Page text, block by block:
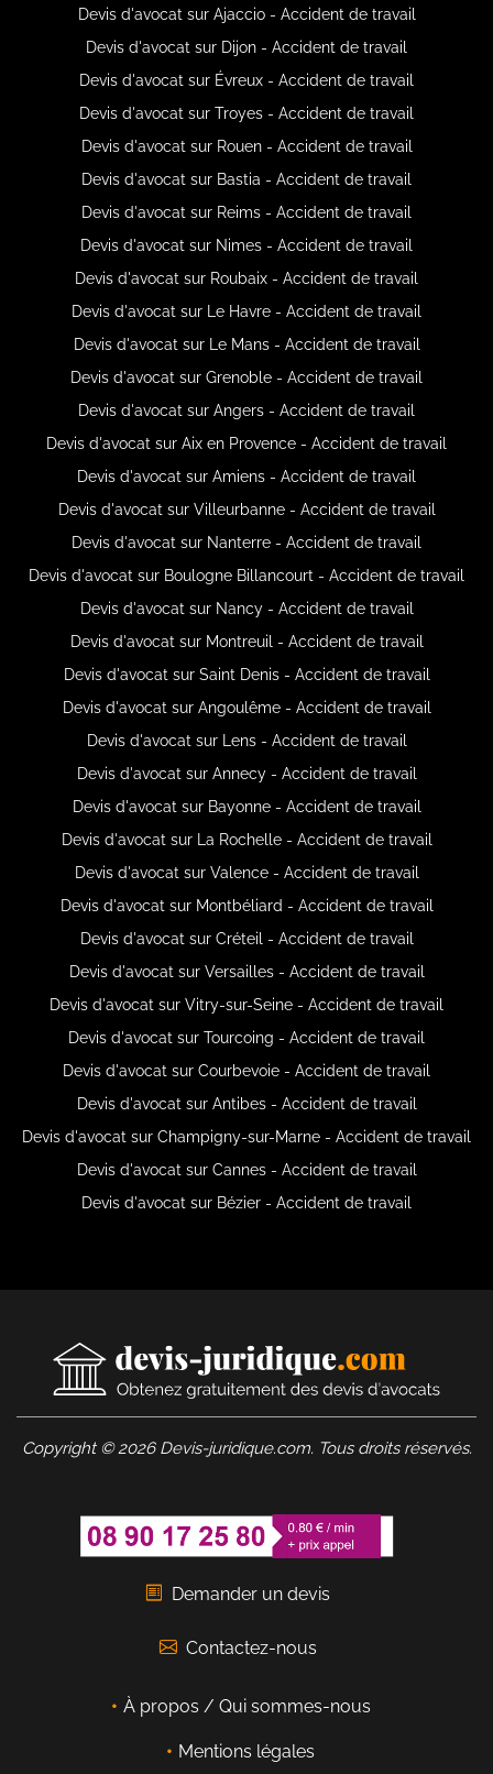
Devis d'avocat sur Ajaccio - Accident de travail
Devis d'avocat sur Dijon - Accident de travail
Devis d'avocat sur Évreux - Accident de travail
Devis d'avocat sur Troyes - Accident de travail
Devis d'avocat sur Rouen - Accident de travail
Devis d'avocat sur Bastia - Accident de travail
Devis d'avocat sur Reims - Accident de travail
Devis d'avocat sur Nimes - Accident de travail
Devis d'avocat sur Roubaix - Accident de travail
Devis d'avocat sur Le Havre - Accident de travail
Devis d'avocat sur Le Mans - Accident de travail
Devis d'avocat sur Grenoble - Accident de travail
Devis d'avocat sur Angers - Accident de travail
Devis d'avocat sur Aix en Provence - Accident de travail
Devis d'avocat sur Amiens - Accident de travail
Devis d'avocat sur Villeurbanne - Accident de travail
Devis d'avocat sur Nanterre - Accident de travail
Devis d'avocat sur Boulogne Billancourt - Accident de travail
Devis d'avocat sur Nancy - Accident de travail
Devis d'avocat sur Montreuil - Accident de travail
Devis d'avocat sur Saint Denis - Accident de travail
Devis d'avocat sur Angoulême - Accident de travail
Devis d'avocat sur Lens - Accident de travail
Devis d'avocat sur Annecy - Accident de travail
Devis d'avocat sur Bayonne - Accident de travail
Devis d'avocat sur La Rochelle - Accident de travail
Devis d'avocat sur Valence - Accident de travail
Devis d'avocat sur Montbéliard - Accident de travail
Devis d'avocat sur Créteil - Accident de travail
Devis d'avocat sur Versailles - Accident de travail
Devis d'avocat sur Vitry-sur-Seine - Accident de travail
Devis d'avocat sur Tourcoing - Accident de travail
Devis d'avocat sur Courbevoie - Accident de travail
Devis d'avocat sur Antibes - Accident de travail
Devis d'avocat sur Champigny-sur-Marne - Accident de travail
Devis d'avocat sur Cannes - Accident de travail
Devis d'avocat sur Bézier - Accident de travail
Copyright © 2026 Devis-juridique.com. Tous droits réservés.
Demander un devis
Contactez-nous
À propos / Qui sommes-nous
Mentions légales